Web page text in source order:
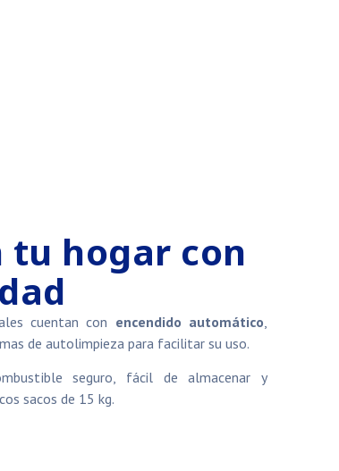
tu hogar con
cuentan con encendido automático
de autolimpieza para facilitar su uso.
seguro, fácil de almacenar y
sacos de 15 kg.